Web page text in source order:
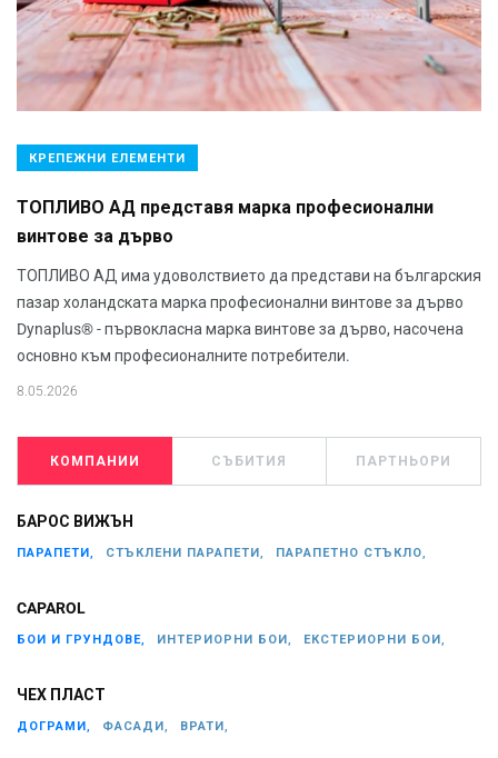
КРЕПЕЖНИ ЕЛЕМЕНТИ
ТОПЛИВО АД представя марка професионални
винтове за дърво
ТОПЛИВО АД има удоволствието да представи на българския
пазар холандската марка професионални винтове за дърво
Dynaplus® - първокласна марка винтове за дърво, насочена
основно към професионалните потребители.
8.05.2026
КОМПАНИИ СЪБИТИЯ ПАРТНЬОРИ
БАРОС ВИЖЪН
ПАРАПЕТИ, СТЪКЛЕНИ ПАРАПЕТИ, ПАРАПЕТНО СТЪКЛО,
CAPAROL
БОИ И ГРУНДОВЕ, ИНТЕРИОРНИ БОИ, ЕКСТЕРИОРНИ БОИ,
ЧЕХ ПЛАСТ
ДОГРАМИ, ФАСАДИ, ВРАТИ,